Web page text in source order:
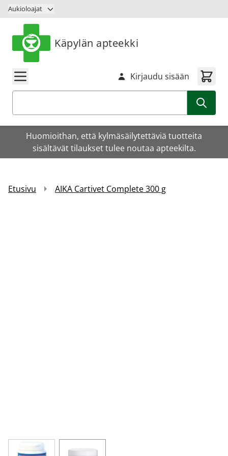
Siirry sisältöön
Aukioloajat
Käpylän apteekki
Kirjaudu sisään
Huomioithan, että kylmäsäilytettäviä tuotteita
sisältävät tilaukset tulee noutaa apteekilta.
Etusivu AIKA Cartivet Complete 300 g
View larger image